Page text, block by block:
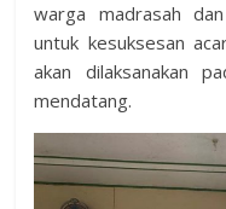
warga madrasah
untuk kesuksesan
akan dilaksanakan
mendatang.